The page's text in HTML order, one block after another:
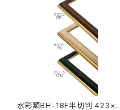
水彩額BH-18F半切判 423×5